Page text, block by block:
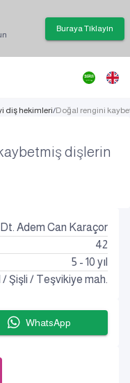
Buraya Tıklayın
diş hekimleri/Doğal rengini
dişlerin
Dt. Adem Can Karaçor
42
5 - 10 yıl
/Şişli / Teşvikiye mah.
WhatsApp